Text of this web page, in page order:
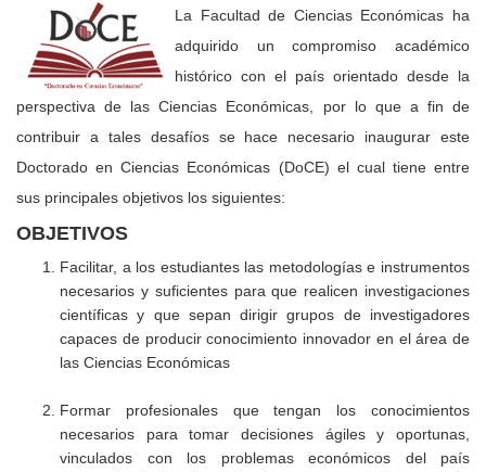
La Facultad de Ciencias Económicas ha
adquirido un compromiso académico
histórico con el país orientado desde la
perspectiva de las Ciencias Económicas, por lo que a fin de
contribuir a tales desafíos se hace necesario inaugurar este
Doctorado en Ciencias Económicas (DoCE) el cual tiene entre
sus principales objetivos los siguientes:
OBJETIVOS
Facilitar, a los estudiantes las metodologías e instrumentos
necesarios y suficientes para que realicen investigaciones
científicas y que sepan dirigir grupos de investigadores
capaces de producir conocimiento innovador en el área de
las Ciencias Económicas
Formar profesionales que tengan los conocimientos
necesarios para tomar decisiones ágiles y oportunas,
vinculados con los problemas económicos del país